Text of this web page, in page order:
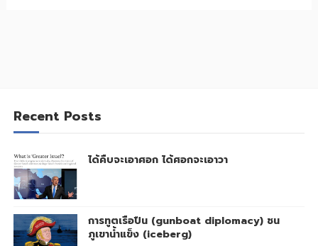
Recent Posts
ได้คืบจะเอาศอก ได้ศอกจะเอาวา
การทูตเรือปืน (gunboat diplomacy) ชน
ภูเขาน้ำแข็ง (iceberg)